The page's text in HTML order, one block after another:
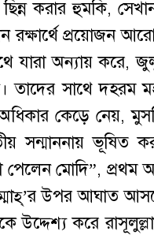
করার হুমকি,
রক্ষার্থে প্রয়োজন
যারা অন্যায় করে,
সাথে দহরম
কেড়ে নেয়,
সন্মাননায় ভূষিত
পেলেন মোদি”,
উপর আঘাত
উদ্দেশ্য করে